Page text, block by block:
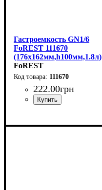
Гастроемкость GN1/6
FoREST 111670
(176х162мм,h100мм,1.8л)
FoREST
111670
222.00грн